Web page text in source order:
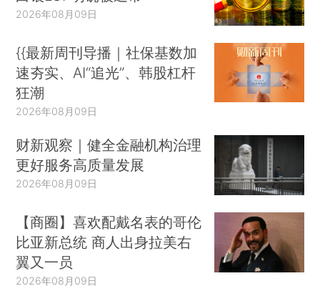
2026年08月09日
{{最新周刊导播｜社保基数加
速夯实、AI“追光”、韩股杠杆
狂潮
2026年08月09日
财新观察｜健全金融机构治理
更好服务高质量发展
2026年08月09日
【商圈】喜欢配戴名表的哥伦
比亚新总统 商人出身拉美右
翼又一员
2026年08月09日